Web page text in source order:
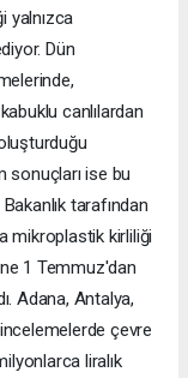
yalnızca
Dün
canlılardan
sonuçları ise bu
tarafından
mikroplastik kirliliği
1 Temmuz'dan
Adana, Antalya,
çevre
liralık